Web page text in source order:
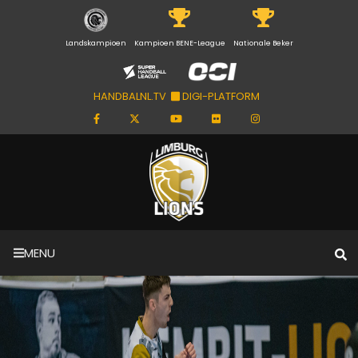
Landskampioen Kampioen BENE-League Nationale Beker
HANDBALNL.TV DIGI-PLATFORM
MENU